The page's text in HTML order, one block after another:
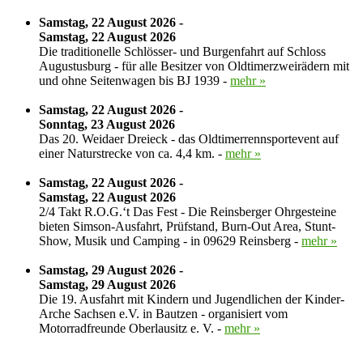
Samstag, 22 August 2026 -
Samstag, 22 August 2026
Die traditionelle Schlösser- und Burgenfahrt auf Schloss
Augustusburg - für alle Besitzer von Oldtimerzweirädern mit
und ohne Seitenwagen bis BJ 1939 - mehr »
Samstag, 22 August 2026 -
Sonntag, 23 August 2026
Das 20. Weidaer Dreieck - das Oldtimerrennsportevent auf
einer Naturstrecke von ca. 4,4 km. - mehr »
Samstag, 22 August 2026 -
Samstag, 22 August 2026
2/4 Takt R.O.G.‘t Das Fest - Die Reinsberger Ohrgesteine
bieten Simson-Ausfahrt, Prüfstand, Burn-Out Area, Stunt-
Show, Musik und Camping - in 09629 Reinsberg - mehr »
Samstag, 29 August 2026 -
Samstag, 29 August 2026
Die 19. Ausfahrt mit Kindern und Jugendlichen der Kinder-
Arche Sachsen e.V. in Bautzen - organisiert vom
Motorradfreunde Oberlausitz e. V. - mehr »